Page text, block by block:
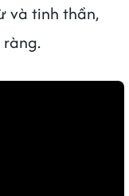
và tinh thần,